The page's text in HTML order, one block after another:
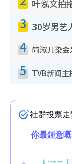
3
4
5